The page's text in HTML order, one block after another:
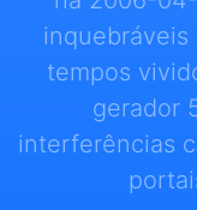
inquebráveis
tempos
gerador
interferências